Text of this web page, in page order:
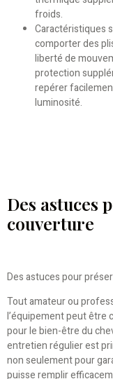
froids.
Caractéristiques
comporter des
liberté de
protection
repérer
luminosité.
Des astuces
couverture
Des astuces pour
Tout amateur ou
l’équipement peut être
pour le bien-être du
entretien régulier est
non seulement pour
puisse remplir